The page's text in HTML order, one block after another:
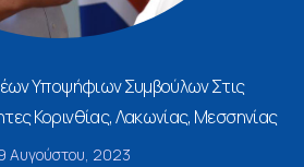
Υποψήφιων Συμβούλων Στις
Κορινθίας, Λακωνίας, Μεσσηνίας
Αυγούστου, 2023